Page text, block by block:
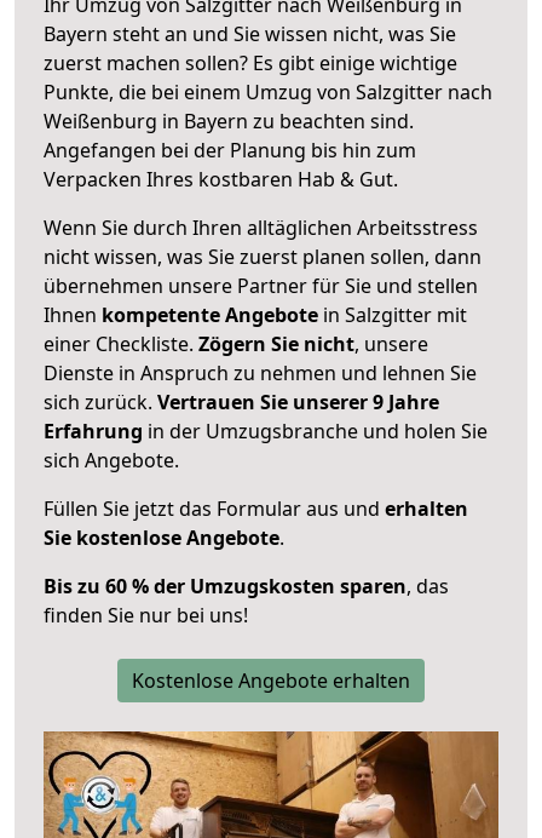
Bayern steht an und Sie wissen nicht, was Sie
zuerst machen sollen? Es gibt einige wichtige
Punkte, die bei einem Umzug von Salzgitter nach
Weißenburg in Bayern zu beachten sind.
Angefangen bei der Planung bis hin zum
Verpacken Ihres kostbaren Hab & Gut.
Wenn Sie durch Ihren alltäglichen Arbeitsstress
nicht wissen, was Sie zuerst planen sollen, dann
übernehmen unsere Partner für Sie und stellen
Ihnen kompetente Angebote in Salzgitter mit
einer Checkliste. Zögern Sie nicht, unsere
Dienste in Anspruch zu nehmen und lehnen Sie
sich zurück. Vertrauen Sie unserer 9 Jahre
Erfahrung in der Umzugsbranche und holen Sie
sich Angebote.
Füllen Sie jetzt das Formular aus und erhalten
Sie kostenlose Angebote.
Bis zu 60 % der Umzugskosten sparen, das
finden Sie nur bei uns!
Kostenlose Angebote erhalten